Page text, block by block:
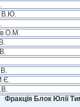
В.Ю.
О.М.
Фракція Блок Юлії